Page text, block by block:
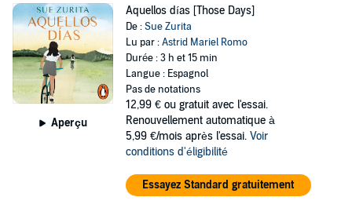
Aperçu
Aquellos días [Those Days]
De :Sue Zurita
Lu par :Astrid Mariel Romo
Durée : 3 h et 15 min
Langue : Espagnol
Pas de notations
12,99 € ou gratuit avec l'essai.
Renouvellement automatique à
5,99 €/mois après l'essai. Voir
conditions d'éligibilité
Essayez Standard gratuitement